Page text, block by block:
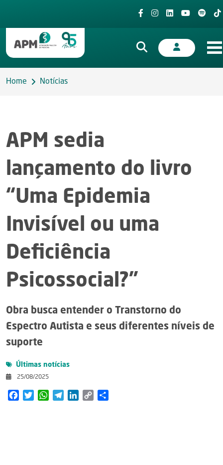
Home Notícias
APM sedia
lançamento do livro
“Uma Epidemia
Invisível ou uma
Deficiência
Psicossocial?”
Obra busca entender o Transtorno do
Espectro Autista e seus diferentes níveis de
suporte
Últimas notícias
25/08/2025
FacebookTwitterWhatsAppTelegramLinkedIn
Copy